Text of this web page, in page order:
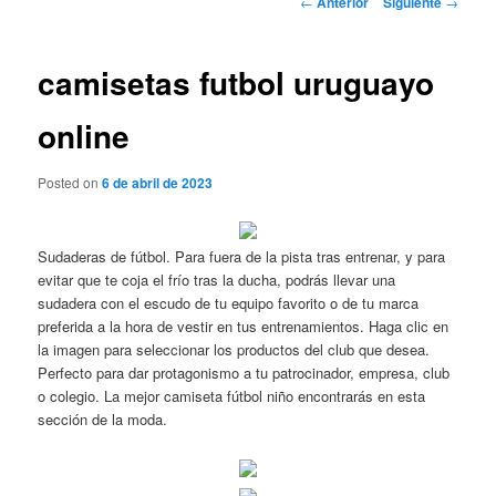
camisetas futbol uruguayo
online
Posted on6 de abril de 2023
Sudaderas de fútbol. Para fuera de la pista tras entrenar, y para
evitar que te coja el frío tras la ducha, podrás llevar una
sudadera con el escudo de tu equipo favorito o de tu marca
preferida a la hora de vestir en tus entrenamientos. Haga clic en
la imagen para seleccionar los productos del club que desea.
Perfecto para dar protagonismo a tu patrocinador, empresa, club
o colegio. La mejor camiseta fútbol niño encontrarás en esta
sección de la moda.